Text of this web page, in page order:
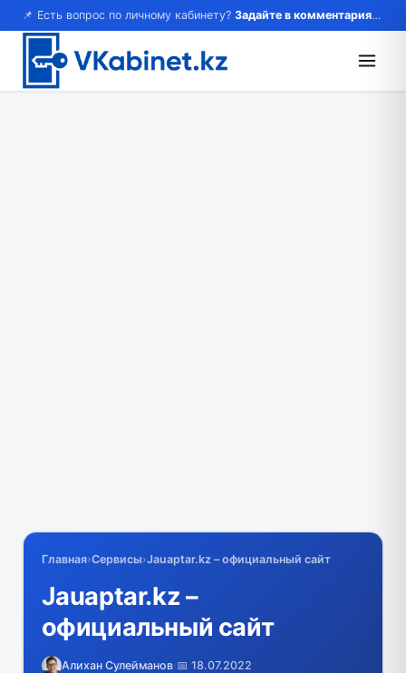
📌 Есть вопрос по личному кабинету? Задайте в комментариях — ответим!
Главная›Сервисы›Jauaptar.kz – официальный сайт
Jauaptar.kz –
официальный сайт
Алихан Сулейманов·📅 18.07.2022